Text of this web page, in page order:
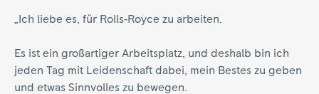
„Ich liebe es, für Rolls‑Royce zu arbeiten.
Es ist ein großartiger Arbeitsplatz, und deshalb bin ich
jeden Tag mit Leidenschaft dabei, mein Bestes zu geben
und etwas Sinnvolles zu bewegen.